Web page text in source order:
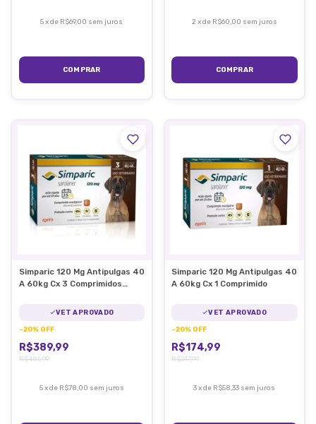
5xde R$69,00 sem juros 2 xde R$60,00 sem juros
Simparic 120 Mg Antipulgas 40
A 60kg Cx 3 Comprimidos
VET APROVADO
-20% OFF
R$389,99
R$486,99
5xde R$78,00 sem juros
Simparic 120 Mg Antipulgas 40
A 60kg Cx 1 Comprimido
VET APROVADO
-20% OFF
R$174,99
R$217,99
3xde R$58,33 sem juros